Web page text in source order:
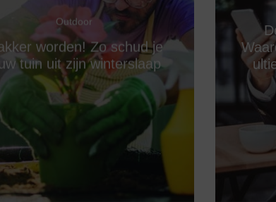
Outdoor
worden! Zo schud je
tuin uit zijn winterslaap